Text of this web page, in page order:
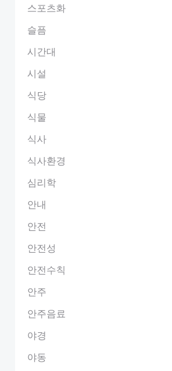
스포츠화
슬픔
시간대
시설
식당
식물
식사
식사환경
심리학
안내
안전
안전성
안전수칙
안주
안주음료
야경
야동